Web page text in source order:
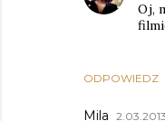
ODPOWIEDZ
Oj,
Mila